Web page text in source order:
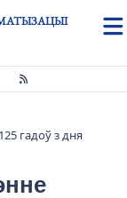
гадоў з дня